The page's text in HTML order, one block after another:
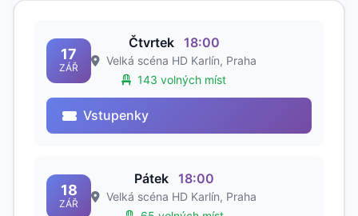
17
ZÁŘ
Čtvrtek 18:00
Velká scéna HD Karlín, Praha
143 volných míst
Vstupenky
18
ZÁŘ
Pátek 18:00
Velká scéna HD Karlín, Praha